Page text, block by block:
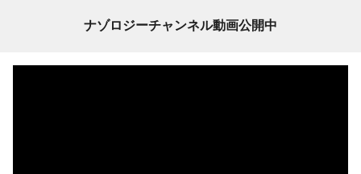
ナゾロジーチャンネル動画公開中